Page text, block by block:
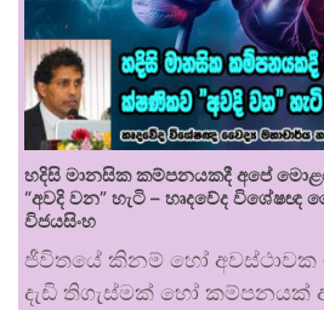
හදිසි මානසික කම්පනයකදී අපේ
“අවදි වන” හැටි – හෘදවේද විශේෂඥ
විජයසිංහ
ජීවිතයේ කිනම් හෝ
දැඩි තිගැස්මක් හෝ කම්පනයක්